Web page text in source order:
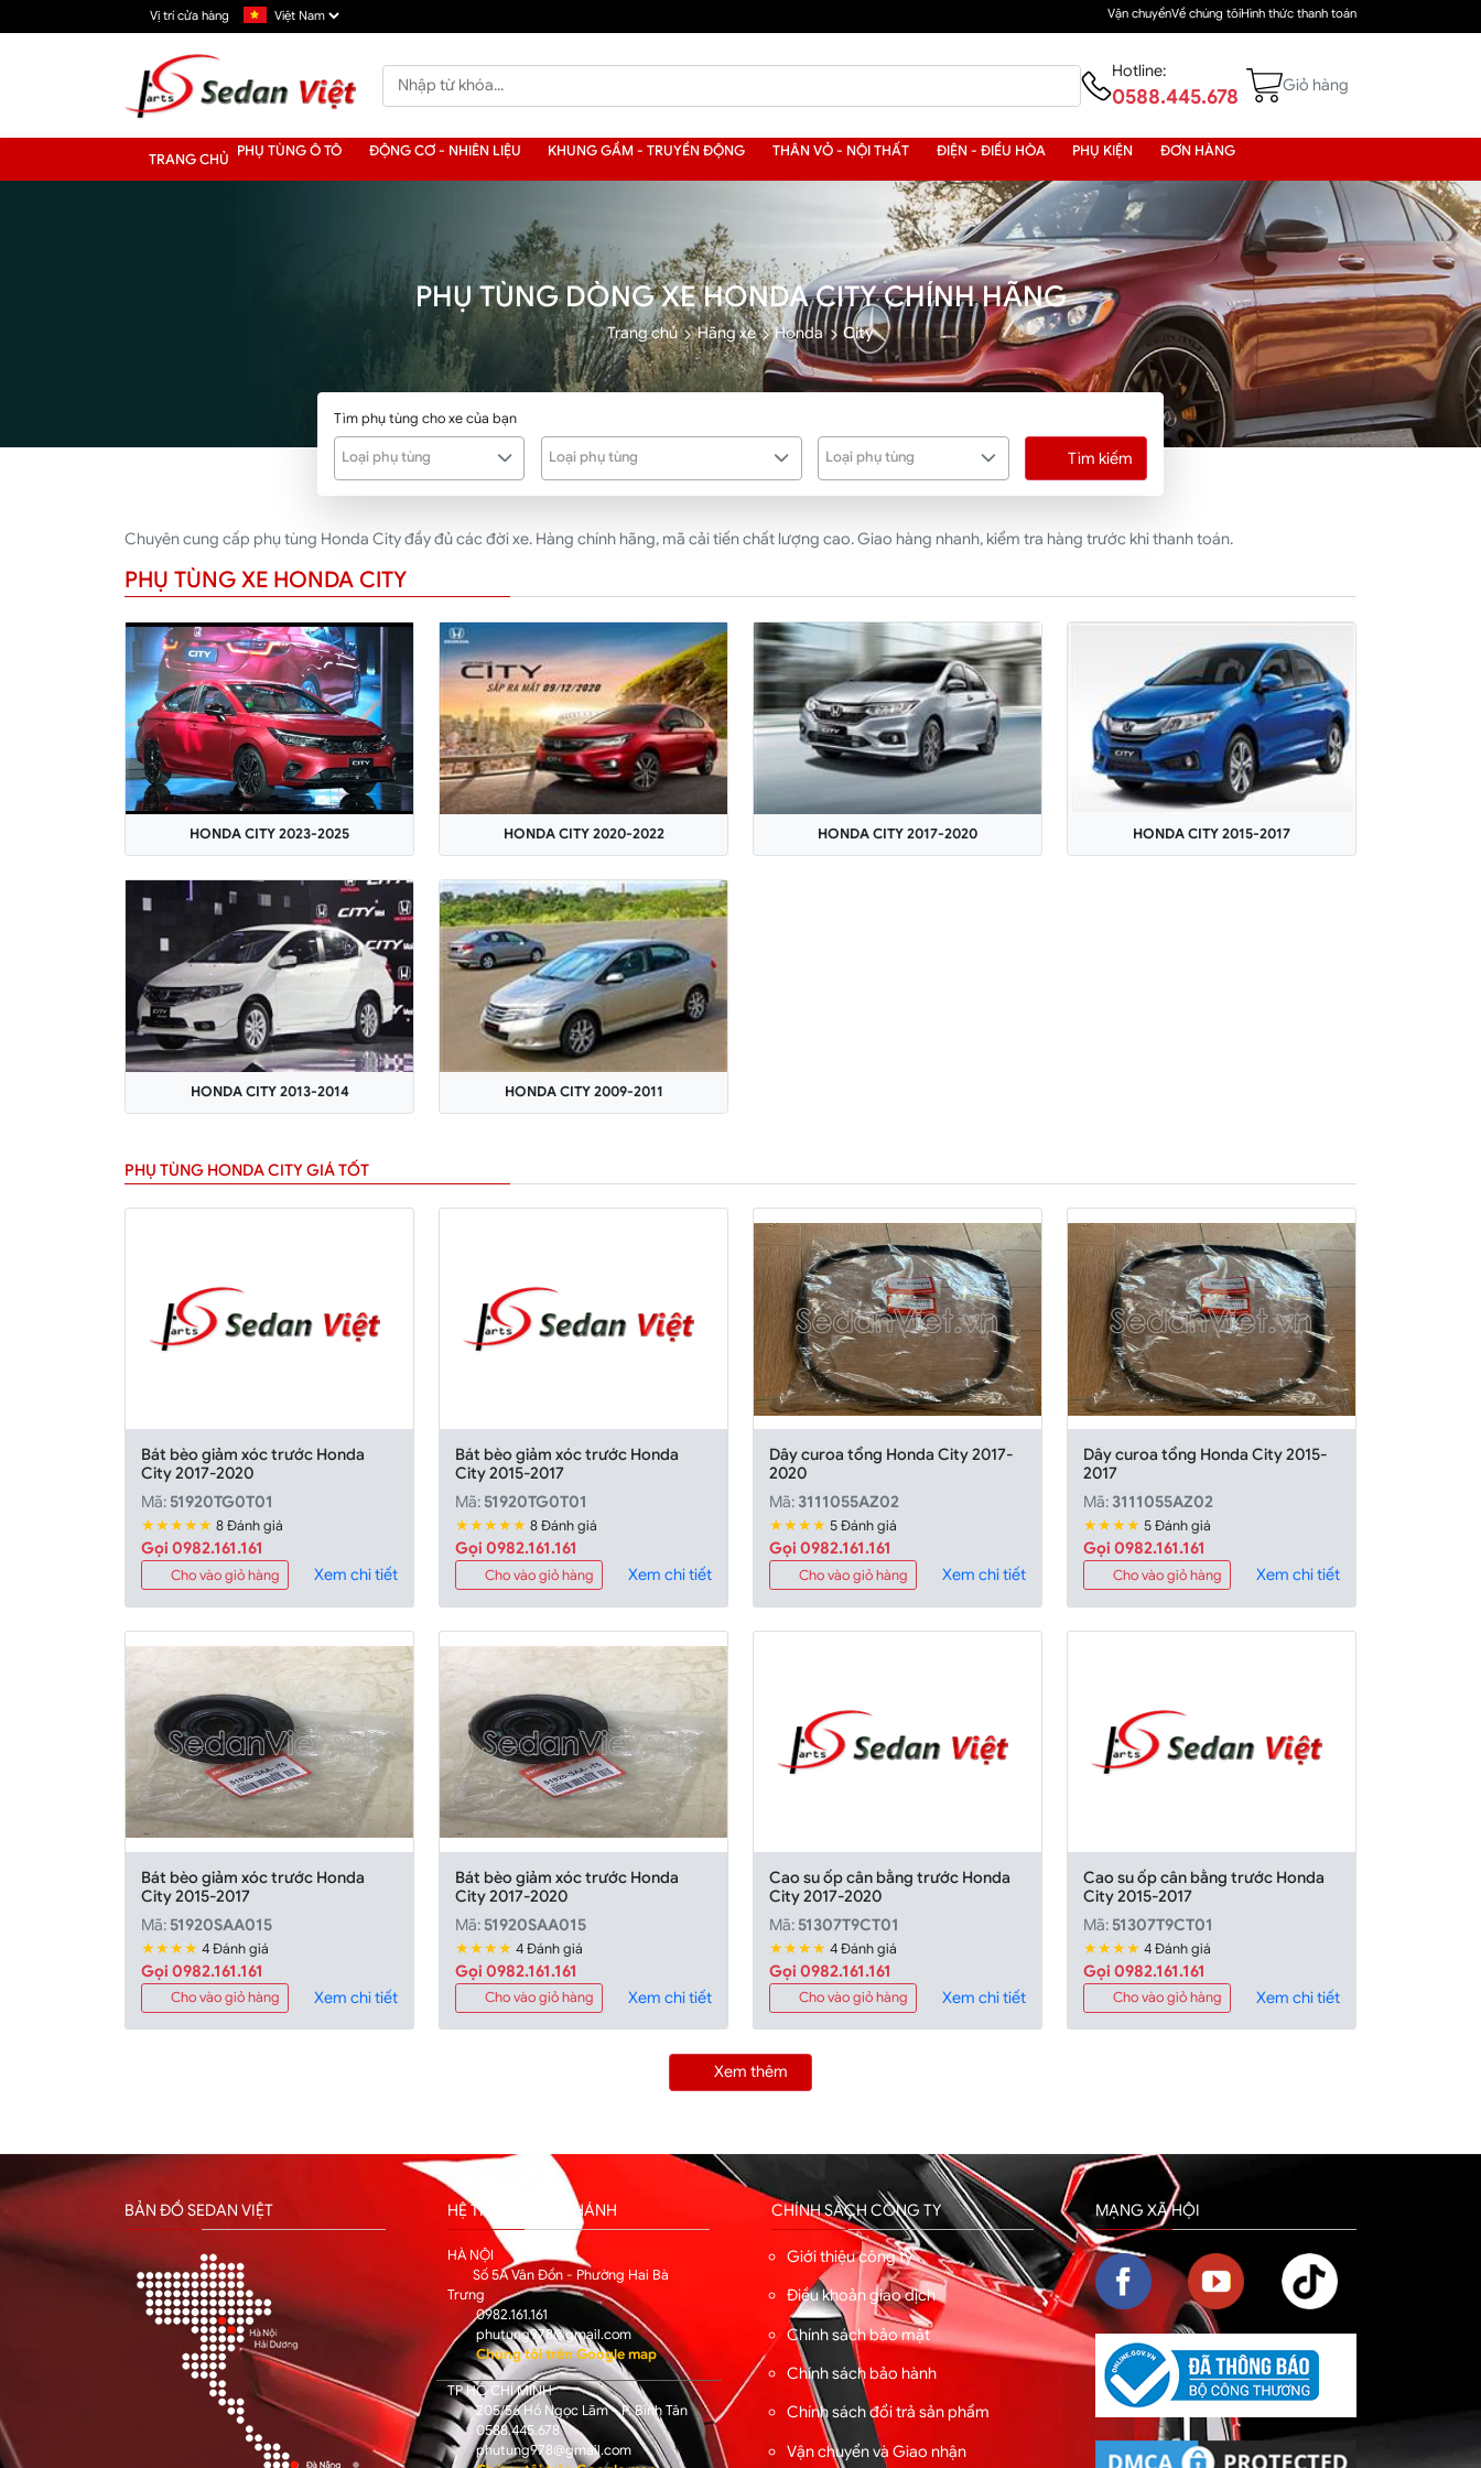
Vị trí cửa hàng Vận chuyểnVề chúng tôiHình thức thanh toán
Hotline:
0588.445.678 Giỏ hàng
TRANG CHỦ PHỤ TÙNG Ô TÔ ĐỘNG CƠ - NHIÊN LIỆU KHUNG GẦM - TRUYỀN ĐỘNG THÂN VỎ - NỘI THẤT ĐIỆN - ĐIỀU HÒA PHỤ KIỆN ĐƠN HÀNG
PHỤ TÙNG DÒNG XE HONDA CITY CHÍNH HÃNG
Trang chủ Hãng xe Honda City
Tìm phụ tùng cho xe của bạn
Loại phụ tùng Loại phụ tùng Loại phụ tùng Tìm kiếm
Chuyên cung cấp phụ tùng Honda City đầy đủ các đời xe. Hàng chính hãng, mã cải tiến chất lượng cao. Giao hàng nhanh, kiểm tra hàng trước khi thanh toán.
PHỤ TÙNG XE HONDA CITY
HONDA CITY 2023-2025 HONDA CITY 2020-2022 HONDA CITY 2017-2020 HONDA CITY 2015-2017
HONDA CITY 2013-2014 HONDA CITY 2009-2011
PHỤ TÙNG HONDA CITY GIÁ TỐT
Bát bèo giảm xóc trước Honda
City 2017-2020
Mã: 51920TG0T01
★★★★★ 8 Đánh giá
Gọi 0982.161.161
Cho vào giỏ hàng Xem chi tiết
Bát bèo giảm xóc trước Honda
City 2015-2017
Mã: 51920TG0T01
★★★★★ 8 Đánh giá
Gọi 0982.161.161
Cho vào giỏ hàng Xem chi tiết
Dây curoa tổng Honda City 2017-
2020
Mã: 3111055AZ02
★★★★ 5 Đánh giá
Gọi 0982.161.161
Cho vào giỏ hàng Xem chi tiết
Dây curoa tổng Honda City 2015-
2017
Mã: 3111055AZ02
★★★★ 5 Đánh giá
Gọi 0982.161.161
Cho vào giỏ hàng Xem chi tiết
Bát bèo giảm xóc trước Honda
City 2015-2017
Mã: 51920SAA015
★★★★ 4 Đánh giá
Gọi 0982.161.161
Cho vào giỏ hàng Xem chi tiết
Bát bèo giảm xóc trước Honda
City 2017-2020
Mã: 51920SAA015
★★★★ 4 Đánh giá
Gọi 0982.161.161
Cho vào giỏ hàng Xem chi tiết
Cao su ốp cân bằng trước Honda
City 2017-2020
Mã: 51307T9CT01
★★★★ 4 Đánh giá
Gọi 0982.161.161
Cho vào giỏ hàng Xem chi tiết
Cao su ốp cân bằng trước Honda
City 2015-2017
Mã: 51307T9CT01
★★★★ 4 Đánh giá
Gọi 0982.161.161
Cho vào giỏ hàng Xem chi tiết
Xem thêm
BẢN ĐỒ SEDAN VIỆT HỆ THỐNG CHI NHÁNH
HÀ NỘI
Số 5A Vân Đồn - Phường Hai Bà
Trưng
0982.161.161
phutung978@gmail.com
Chúng tôi trên Google map
TP HỒ CHÍ MINH
205/56 Hồ Ngọc Lãm - P. Bình Tân
0588.445.678
phutung978@gmail.com
CHÍNH SÁCH CÔNG TY
Giới thiệu công ty
Điều khoản giao dịch
Chính sách bảo mật
Chính sách bảo hành
Chính sách đổi trả sản phẩm
Vận chuyển và Giao nhận
MẠNG XÃ HỘI